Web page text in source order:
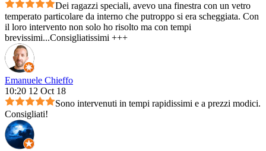
Dei ragazzi speciali, avevo una finestra con un vetro
temperato particolare da interno che putroppo si era scheggiata. Con
il loro intervento non solo ho risolto ma con tempi
brevissimi...Consigliatissimi +++
Emanuele Chieffo
10:20 12 Oct 18
Sono intervenuti in tempi rapidissimi e a prezzi modici.
Consigliati!